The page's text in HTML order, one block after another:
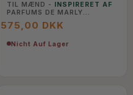
TIL MÆND - INSPIRERET AF
PARFUMS DE MARLY
PERCIVAL
575,00 DKK
Nicht Auf Lager